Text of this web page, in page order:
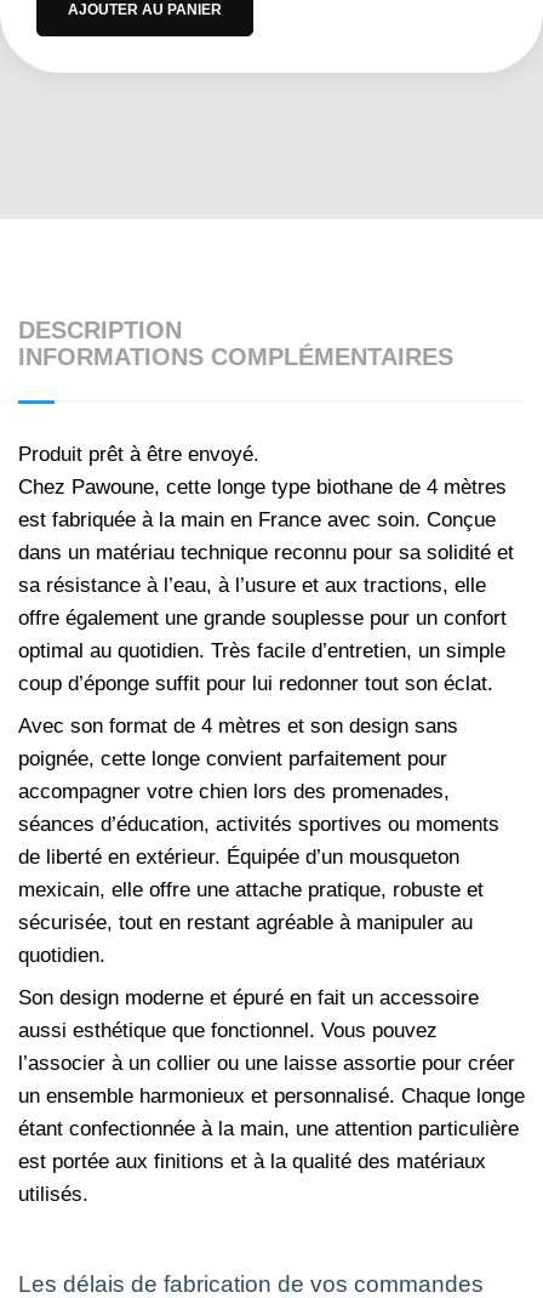
AJOUTER AU PANIER
DESCRIPTION
INFORMATIONS COMPLÉMENTAIRES
Produit prêt à être envoyé.
Chez Pawoune, cette longe type biothane de 4 mètres
est fabriquée à la main en France avec soin. Conçue
dans un matériau technique reconnu pour sa solidité et
sa résistance à l’eau, à l’usure et aux tractions, elle
offre également une grande souplesse pour un confort
optimal au quotidien. Très facile d’entretien, un simple
coup d’éponge suffit pour lui redonner tout son éclat.
Avec son format de 4 mètres et son design sans
poignée, cette longe convient parfaitement pour
accompagner votre chien lors des promenades,
séances d’éducation, activités sportives ou moments
de liberté en extérieur. Équipée d’un mousqueton
mexicain, elle offre une attache pratique, robuste et
sécurisée, tout en restant agréable à manipuler au
quotidien.
Son design moderne et épuré en fait un accessoire
aussi esthétique que fonctionnel. Vous pouvez
l’associer à un collier ou une laisse assortie pour créer
un ensemble harmonieux et personnalisé. Chaque longe
étant confectionnée à la main, une attention particulière
est portée aux finitions et à la qualité des matériaux
utilisés.
Les délais de fabrication de vos commandes